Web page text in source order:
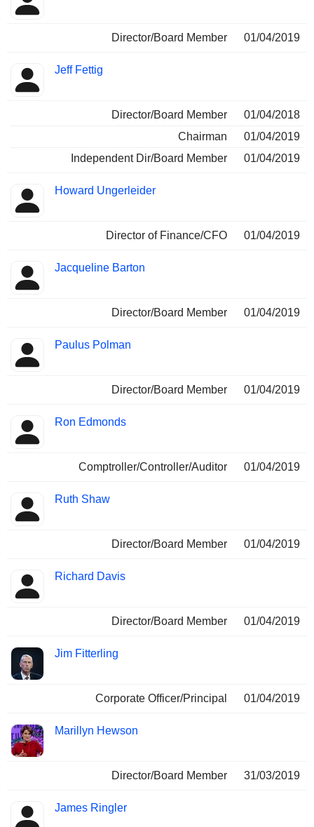
Director/Board Member 01/04/2019
Jeff Fettig
Director/Board Member
01/04/2018
Chairman
01/04/2019
Independent Dir/Board Member
01/04/2019
Howard Ungerleider
Director of Finance/CFO 01/04/2019
Jacqueline Barton
Director/Board Member 01/04/2019
Paulus Polman
Director/Board Member 01/04/2019
Ron Edmonds
Comptroller/Controller/Auditor 01/04/2019
Ruth Shaw
Director/Board Member 01/04/2019
Richard Davis
Director/Board Member 01/04/2019
Jim Fitterling
Corporate Officer/Principal 01/04/2019
Marillyn Hewson
Director/Board Member 31/03/2019
James Ringler